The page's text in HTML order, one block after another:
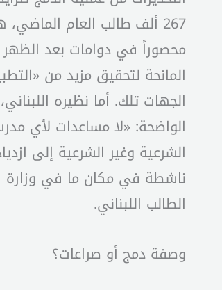
محصوراً في دوامات بعد
المانحة لتحقيق مزيد من
الجهات تلك. أما نظيره
الواضحة: «لا مساعدات لأي
الشرعية وغير الشرعية إلى
ناشطة في مكان ما في وزارة
الطالب اللبناني.
وصفة دمج أو صراعات؟